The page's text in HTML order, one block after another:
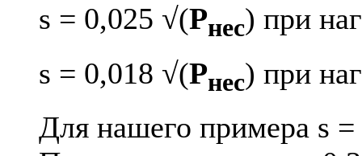
s = 0,025 √(Pнес) при
s = 0,018 √(Pнес) при
Для нашего примера s